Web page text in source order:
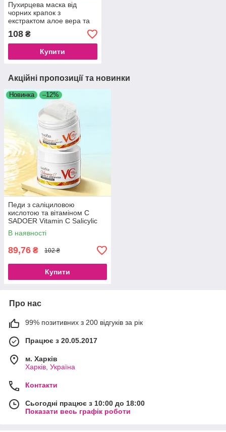
Пухирцева маска від
чорних крапок з
екстрактом алое вера та
ромашкою Sadoer Aloe
Vera Small Bubble
Mask,100 g
108 ₴
Купити
Акційні пропозиції та новинки
Новинка –12%
Педи з саліциловою
кислотою та вітаміном С
SADOER Vitamin C Salicylic
Acid Cotton Pads, 55 шт
В наявності
89,76 ₴ 102 ₴
Купити
Про нас
99% позитивних з 200 відгуків за рік
Працює з 20.05.2017
м. Харків
Харків, Україна
Контакти
Сьогодні працює з 10:00 до 18:00
Показати весь графік роботи